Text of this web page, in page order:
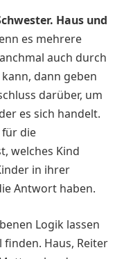
Haus und
es mehrere
auch durch
dann geben
darüber, um
es sich handelt.
für die
welches Kind
in ihrer
Antwort haben.
Logik lassen
finden. Haus, Reiter